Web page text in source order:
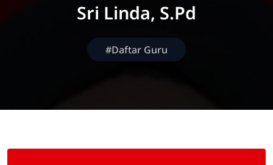
Sri Linda, S.Pd
#Daftar Guru